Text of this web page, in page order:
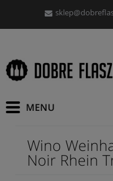
Wino
Noir Rhein